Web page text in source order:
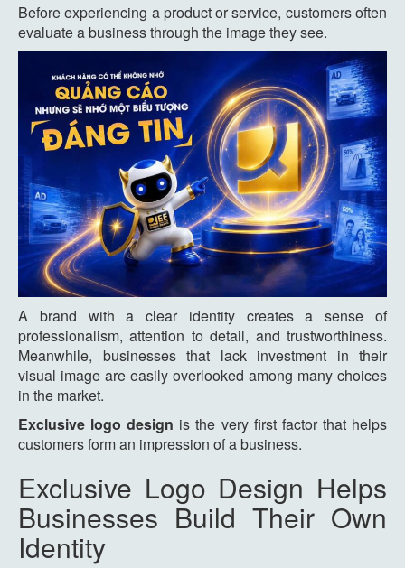
Before experiencing a product or service, customers often
evaluate a business through the image they see.
A brand with a clear identity creates a sense of
professionalism, attention to detail, and trustworthiness.
Meanwhile, businesses that lack investment in their
visual image are easily overlooked among many choices
in the market.
Exclusive logo design is the very first factor that helps
customers form an impression of a business.
Exclusive Logo Design Helps
Businesses Build Their Own
Identity